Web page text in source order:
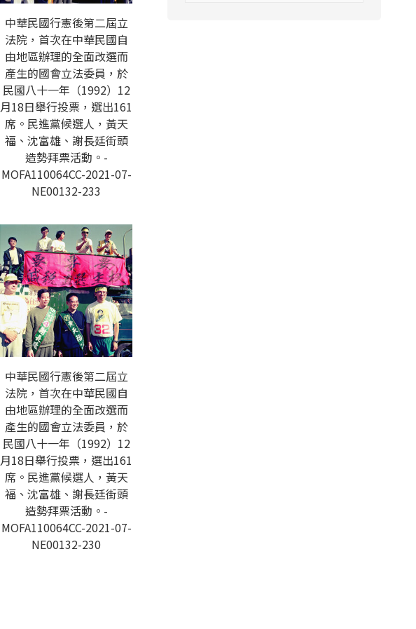
中華民國行憲後第二屆立
法院，首次在中華民國自
由地區辦理的全面改選而
產生的國會立法委員，於
民國八十一年（1992）12
月18日舉行投票，選出161
席。民進黨候選人，黃天
福、沈富雄、謝長廷街頭
造勢拜票活動。-
MOFA110064CC-2021-07-
NE00132-233
中華民國行憲後第二屆立
法院，首次在中華民國自
由地區辦理的全面改選而
產生的國會立法委員，於
民國八十一年（1992）12
月18日舉行投票，選出161
席。民進黨候選人，黃天
福、沈富雄、謝長廷街頭
造勢拜票活動。-
MOFA110064CC-2021-07-
NE00132-230